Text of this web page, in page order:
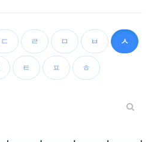
ㄷ ㄹ ㅁ ㅂ ㅅ
ㅌ ㅍ ㅎ